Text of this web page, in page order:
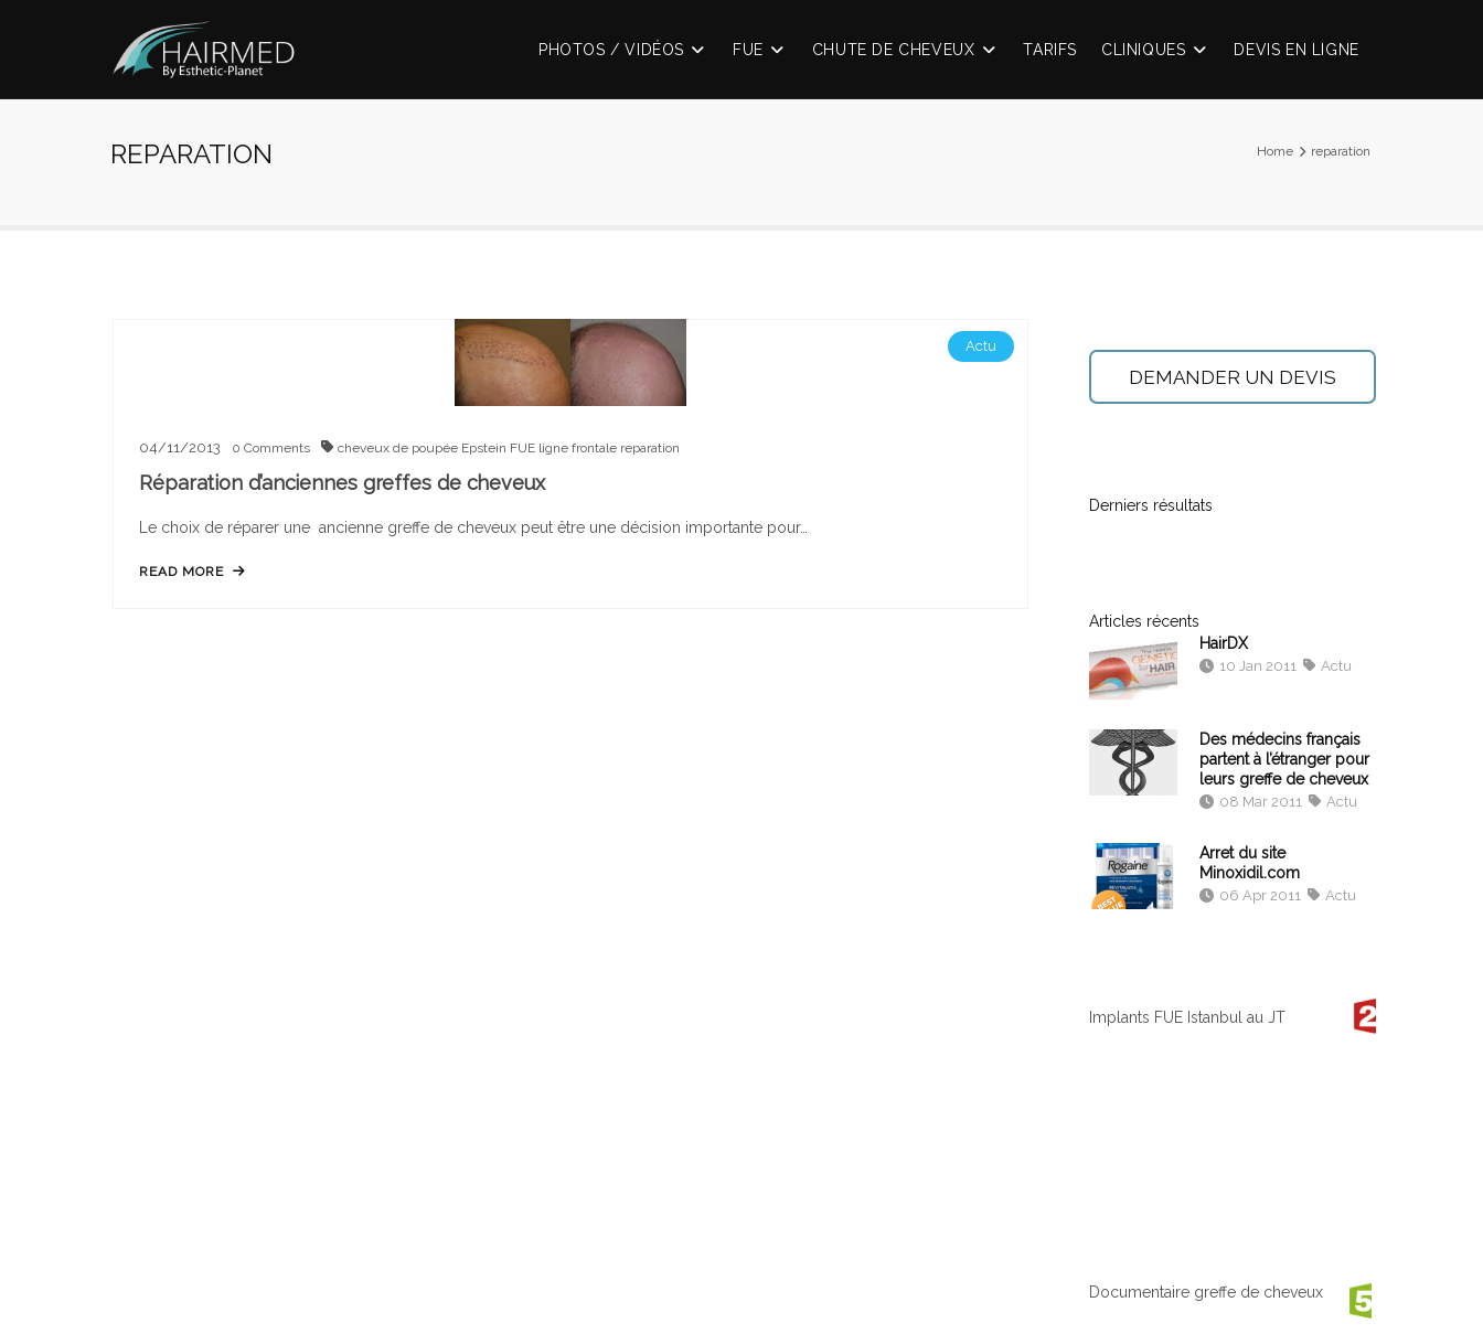
PHOTOS / VIDÉOS FUE CHUTE DE CHEVEUX TARIFS CLINIQUES DEVIS EN LIGNE
REPARATION Home reparation
Actu
04/11/2013 0 Comments cheveux de poupée Epstein FUE ligne frontale reparation
Réparation d’anciennes greffes de cheveux
Le choix de réparer une ancienne greffe de cheveux peut être une décision importante pour…
READ MORE
DEMANDER UN DEVIS
Derniers résultats
Articles récents
HairDX
10 Jan 2011 Actu
Des médecins français
partent à l’étranger pour
leurs greffe de cheveux
08 Mar 2011 Actu
Arret du site
Minoxidil.com
06 Apr 2011 Actu
Implants FUE Istanbul au JT
Documentaire greffe de cheveux